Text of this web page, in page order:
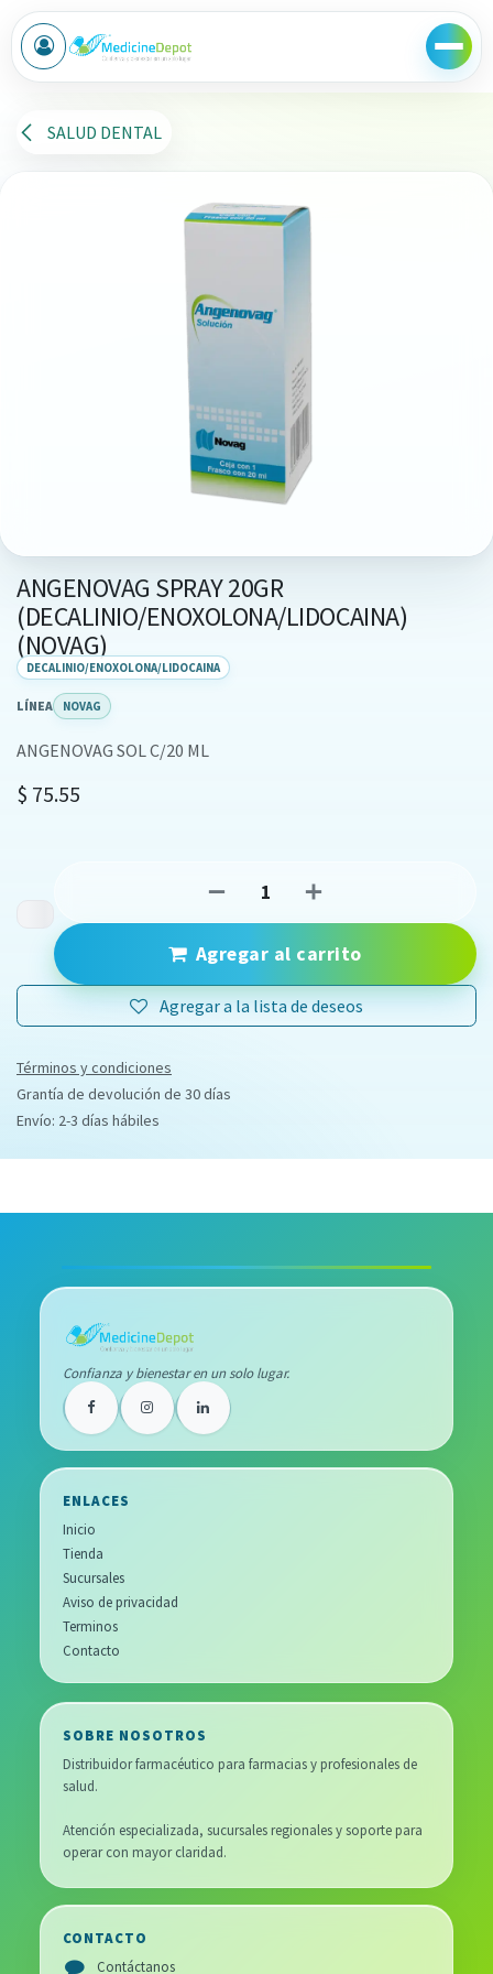
Ir al contenido
SALUD DENTAL
ANGENOVAG SPRAY 20GR
(DECALINIO/ENOXOLONA/LIDOCAINA)
(NOVAG)
DECALINIO/ENOXOLONA/LIDOCAINA
LÍNEA NOVAG
ANGENOVAG SOL C/20 ML
$ 75.55
Agregar al carrito
Agregar a la lista de deseos
Términos y condiciones
Grantía de devolución de 30 días
Envío: 2-3 días hábiles
Confianza y bienestar en un solo lugar.
ENLACES
Inicio
Tienda
Sucursales
Aviso de privacidad
Terminos
Contacto
SOBRE NOSOTROS
Distribuidor farmacéutico para farmacias y profesionales de
salud.
Atención especializada, sucursales regionales y soporte para
operar con mayor claridad.
CONTACTO
Contáctanos